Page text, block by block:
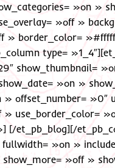
»on »
»off »
» border_color=
type=
show_thumbnail=
»on »
» offset_number=
» use_border_color=
[/et_pb_blog][/
»on »
»off »